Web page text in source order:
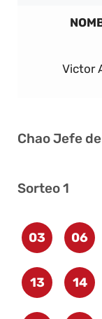
Victor
Chao Jefe
Sorteo 1
03 06
13 14